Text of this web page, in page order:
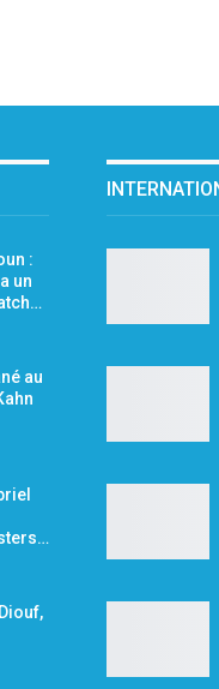
:
un
au